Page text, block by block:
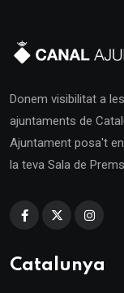
Donem visibilitat a
ajuntaments de
Ajuntament posa't
la teva Sala de
Catalunya